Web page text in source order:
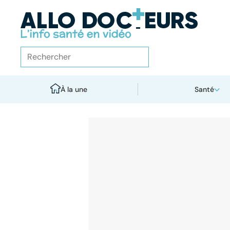
À la une Santé